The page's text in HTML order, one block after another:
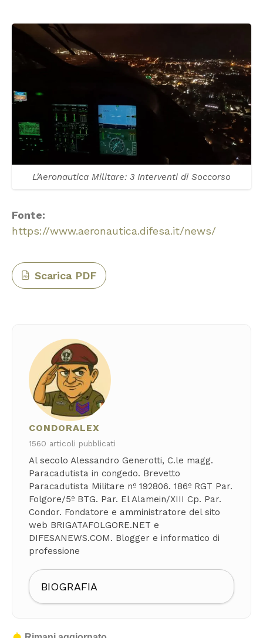
L'Aeronautica Militare: 3 Interventi di Soccorso
Fonte:
https://www.aeronautica.difesa.it/news/
PDF Scarica PDF
CONDORALEX
1560 articoli pubblicati
Al secolo Alessandro Generotti, C.le magg.
Paracadutista in congedo. Brevetto
Paracadutista Militare nº 192806. 186º RGT Par.
Folgore/5º BTG. Par. El Alamein/XIII Cp. Par.
Condor. Fondatore e amministratore del sito
web BRIGATAFOLGORE.NET e
DIFESANEWS.COM. Blogger e informatico di
professione
BIOGRAFIA